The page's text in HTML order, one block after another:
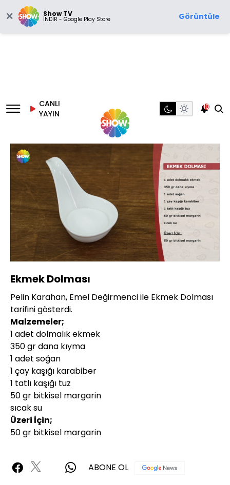
Show TV
İNDİR - Google Play Store Görüntüle
CANLI
YAYIN
10
Aç
Yüklendi
10.47%
Hızı
Ekmek Dolması
Pelin Karahan, Emel Değirmenci ile Ekmek Dolması
tarifini gösterdi.
Malzemeler;
1 adet dolmalık ekmek
350 gr dana kıyma
1 adet soğan
1 çay kaşığı karabiber
1 tatlı kaşığı tuz
50 gr bitkisel margarin
sıcak su
Üzeri İçin;
50 gr bitkisel margarin
ABONE OL